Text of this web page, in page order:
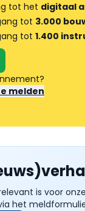
tot het digitaal
tot 3.000
tot 1.400
melden
is voor
het